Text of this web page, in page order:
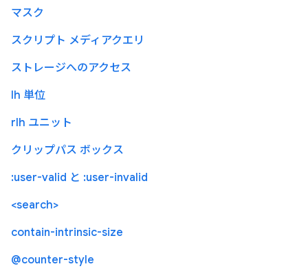
マスク
スクリプト メディアクエリ
ストレージへのアクセス
lh 単位
rlh ユニット
クリップパス ボックス
:user-valid と :user-invalid
<search>
contain-intrinsic-size
@counter-style